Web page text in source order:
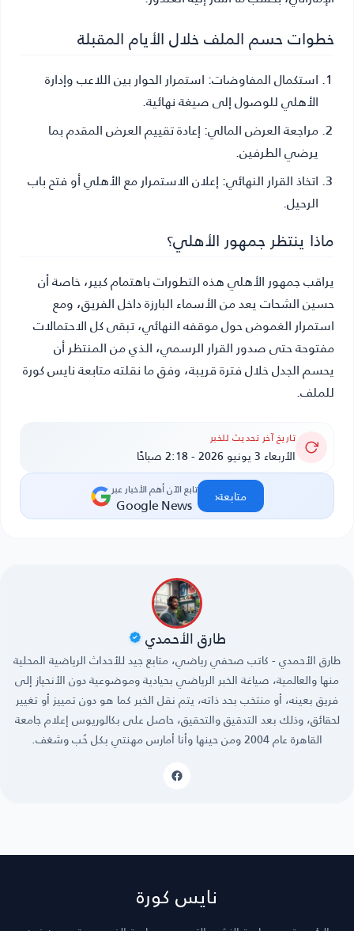
خطوات حسم الملف خلال الأيام المقبلة
استكمال المفاوضات:استمرار الحوار بين اللاعب وإدارة
الأهلي للوصول إلى صيغة نهائية.
مراجعة العرض المالي:إعادة تقييم العرض المقدم بما
يرضي الطرفين.
اتخاذ القرار النهائي:إعلان الاستمرار مع الأهلي أو فتح باب
الرحيل.
ماذا ينتظر جمهور الأهلي؟
يراقب جمهور الأهلي هذه التطورات باهتمام كبير، خاصة أن
حسين الشحات يعد من الأسماء البارزة داخل الفريق، ومع
استمرار الغموض حول موقفه النهائي، تبقى كل الاحتمالات
مفتوحة حتى صدور القرار الرسمي، الذي من المنتظر أن
يحسم الجدل خلال فترة قريبة، وفق ما نقلته متابعة نايس كورة
للملف.
تاريخ آخر تحديث للخبر
الأربعاء 3 يونيو 2026 - 2:18 صباحًا
تابع الآن أهم الأخبار عبر
Google News متابعة‹
طارق الأحمدي
طارق الأحمدي - كاتب صحفي رياضي، متابع جيد للأحداث الرياضية المحلية
منها والعالمية، صياغة الخبر الرياضي بحيادية وموضوعية دون الأنحياز إلى
فريق بعينه، أو منتخب بحد ذاته، يتم نقل الخبر كما هو دون تمييز أو تغيير
لحقائق، وذلك بعد التدقيق والتحقيق، حاصل على بكالوريوس إعلام جامعة
القاهرة عام 2004 ومن حينها وأنا أمارس مهنتي بكل حُب وشغف.
نايس كورة